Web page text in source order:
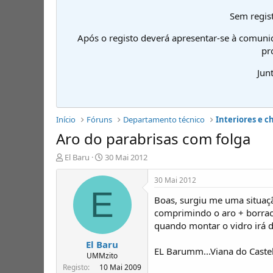
Sem
Após o registo deverá apresentar-se à
Início Fóruns Departamento técnico Interiores e
Aro do parabrisas com folga
I
n
e
El Baru
D
a
t
d
e
n
í
c
i
30 Mai 2012
E
El Baru
UMMzito
Registo
10 Mai 2009
30 Mai 2012
Boas, surgiu me uma
comprimindo o aro +
quando montar o vidro irá
EL Barumm...Viana do